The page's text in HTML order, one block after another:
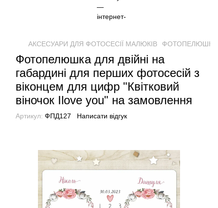
АКСЕСУАРИ ДЛЯ ФОТОСЕСІЇ МАЛЮКІВ ФОТОПЕЛЮШКИ
Фотопелюшка для двійні на
габардині для перших фотосесій з
віконцем для цифр "Квітковий
віночок Ilove you" на замовлення
Артикул: ФПД127 Написати відгук